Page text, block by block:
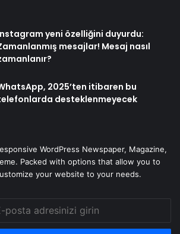
yeni özelliğini duyurdu:
mesajlar! Mesaj nasıl
2025’ten itibaren bu
desteklenmeyecek
WordPress Newspaper, Magazine,
Packed with options that allow you to
your website to your needs.